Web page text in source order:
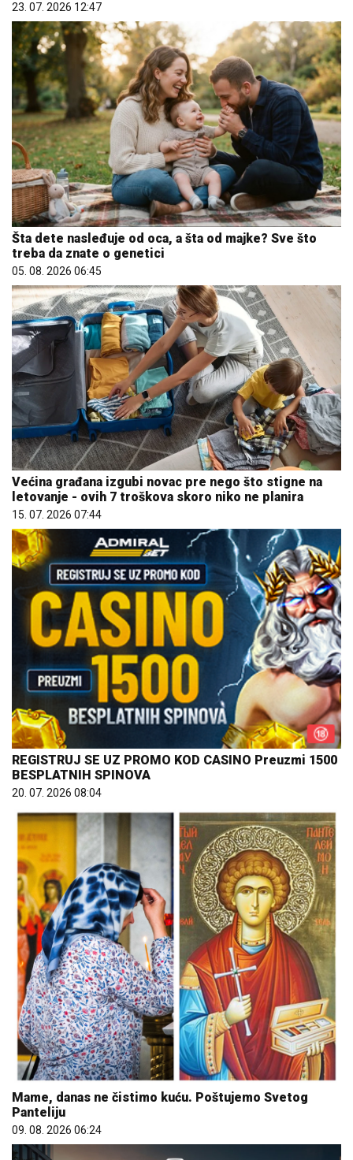
23. 07. 2026 12:47
Šta dete nasleđuje od oca, a šta od majke? Sve što
treba da znate o genetici
05. 08. 2026 06:45
Većina građana izgubi novac pre nego što stigne na
letovanje - ovih 7 troškova skoro niko ne planira
15. 07. 2026 07:44
REGISTRUJ SE UZ PROMO KOD CASINO Preuzmi 1500
BESPLATNIH SPINOVA
20. 07. 2026 08:04
Mame, danas ne čistimo kuću. Poštujemo Svetog
Panteliju
09. 08. 2026 06:24